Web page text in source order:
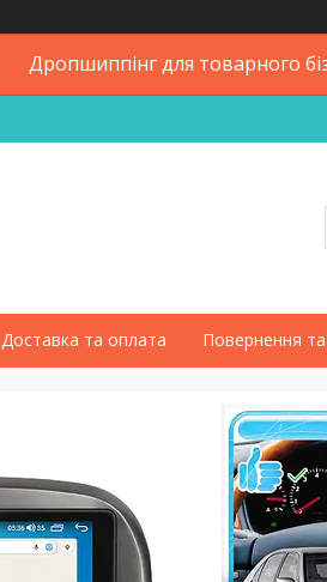
Дропшиппінг для товарного
Доставка та оплата Повернення